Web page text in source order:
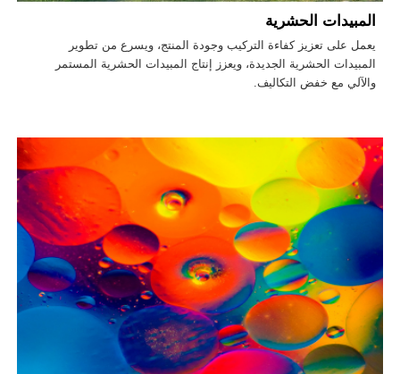
المبيدات الحشرية
يعمل على تعزيز كفاءة التركيب وجودة المنتج، ويسرع من تطوير
المبيدات الحشرية الجديدة، ويعزز إنتاج المبيدات الحشرية المستمر
والآلي مع خفض التكاليف.